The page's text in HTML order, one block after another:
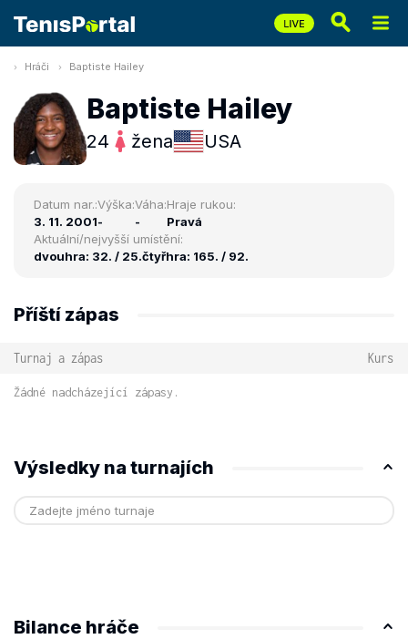
Hráči Baptiste Hailey
Baptiste Hailey
24 žena USA
Datum nar.:
3. 11. 2001
Výška:
-
Váha:
-
Hraje rukou:
Pravá
Aktuální/nejvyšší umístění:
dvouhra: 32. / 25.čtyřhra: 165. / 92.
Příští zápas
Turnaj a zápas Kurs
Žádné nadcházející zápasy.
Výsledky na turnajích
Bilance hráče